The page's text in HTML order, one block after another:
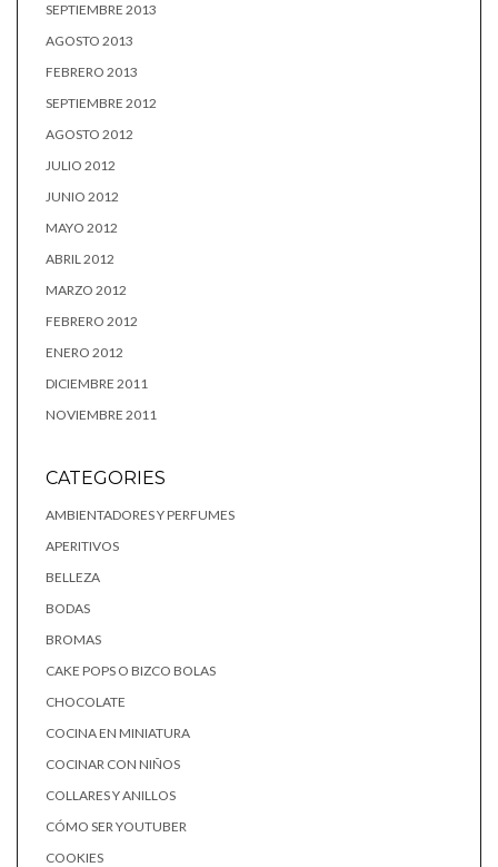
SEPTIEMBRE 2013
AGOSTO 2013
FEBRERO 2013
SEPTIEMBRE 2012
AGOSTO 2012
JULIO 2012
JUNIO 2012
MAYO 2012
ABRIL 2012
MARZO 2012
FEBRERO 2012
ENERO 2012
DICIEMBRE 2011
NOVIEMBRE 2011
CATEGORIES
AMBIENTADORES Y PERFUMES
APERITIVOS
BELLEZA
BODAS
BROMAS
CAKE POPS O BIZCO BOLAS
CHOCOLATE
COCINA EN MINIATURA
COCINAR CON NIÑOS
COLLARES Y ANILLOS
CÓMO SER YOUTUBER
COOKIES